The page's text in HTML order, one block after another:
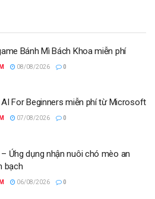
Bánh Mì Bách Khoa miễn phí
08/08/2026 0
For Beginners miễn phí từ Microsoft
07/08/2026 0
Ứng dụng nhận nuôi chó mèo an
bạch
06/08/2026 0